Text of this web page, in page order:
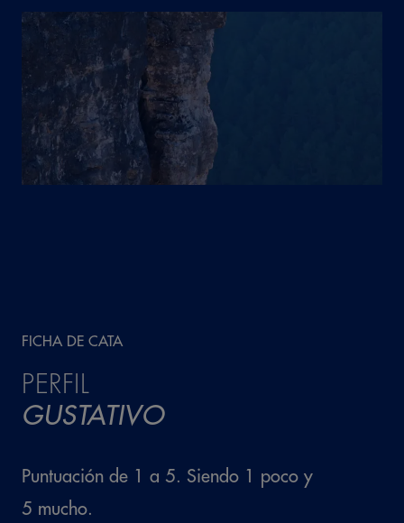
4,8
Sodio
FICHA DE CATA
PERFIL
GUSTATIVO
Puntuación de 1 a 5. Siendo 1 poco y
5 mucho.